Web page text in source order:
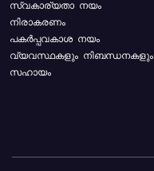
സ്വകാര്യതാ നയം
നിരാകരണം
പകർപ്പവകാശ നയം
വ്യവസ്ഥകളും നിബന്ധനകളും
സഹായം